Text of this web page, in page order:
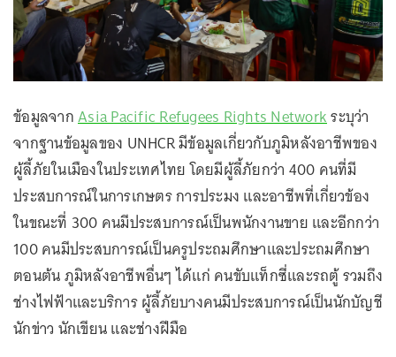
ข้อมูลจากAsia Pacific Refugees Rights Networkระบุว่า
จากฐานข้อมูลของ UNHCR มีข้อมูลเกี่ยวกับภูมิหลังอาชีพของ
ผู้ลี้ภัยในเมืองในประเทศไทย โดยมีผู้ลี้ภัยกว่า 400 คนที่มี
ประสบการณ์ในการเกษตร การประมง และอาชีพที่เกี่ยวข้อง
ในขณะที่ 300 คนมีประสบการณ์เป็นพนักงานขาย และอีกกว่า
100 คนมีประสบการณ์เป็นครูประถมศึกษาและประถมศึกษา
ตอนต้น ภูมิหลังอาชีพอื่นๆ ได้แก่ คนขับแท็กซี่และรถตู้ รวมถึง
ช่างไฟฟ้าและบริการ ผู้ลี้ภัยบางคนมีประสบการณ์เป็นนักบัญชี
นักข่าว นักเขียน และช่างฝีมือ